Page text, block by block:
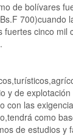
de bolívares
700)cuando
fuertes cinco mil
y de
con las
como
de estudios y